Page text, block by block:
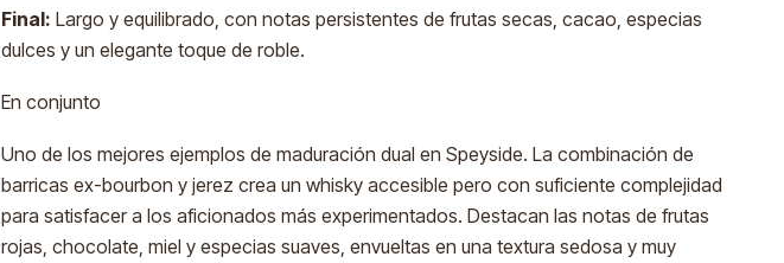
Final: Largo y equilibrado, con notas persistentes de frutas secas, cacao, especias
dulces y un elegante toque de roble.
En conjunto
Uno de los mejores ejemplos de maduración dual en Speyside. La combinación de
barricas ex-bourbon y jerez crea un whisky accesible pero con suficiente complejidad
para satisfacer a los aficionados más experimentados. Destacan las notas de frutas
rojas, chocolate, miel y especias suaves, envueltas en una textura sedosa y muy